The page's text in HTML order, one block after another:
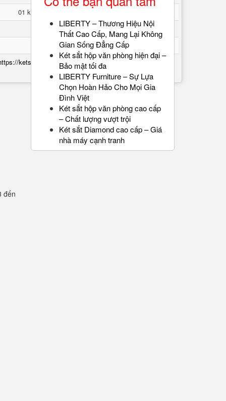
01 khóa điện tử - 01 chìa bi- 01 khóa cầm tay
WELKO
36 Tháng
ketsatcaocap.vn/chi-tiet/ket-sat-ks80d-brown-series-
e-silver-vietnam
đến
LIBERTY – Thương Hiệu Nội
Thất Cao Cấp, Mang Lại Không
Gian Sống Đẳng Cấp
Két sắt hộp văn phòng hiện đại –
Bảo mật tối đa
LIBERTY Furniture – Sự Lựa
Chọn Hoàn Hảo Cho Mọi Gia
Đình Việt
Két sắt hộp văn phòng cao cấp
– Chất lượng vượt trội
Két sắt Diamond cao cấp – Giá
nhà máy cạnh tranh